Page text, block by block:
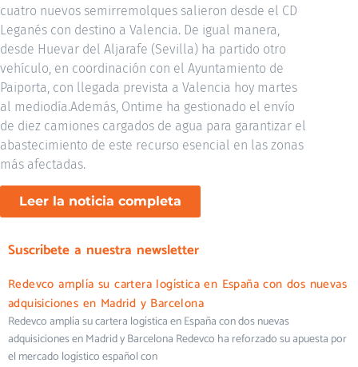
cuatro nuevos semirremolques salieron desde el CD
Leganés con destino a Valencia. De igual manera,
desde Huevar del Aljarafe (Sevilla) ha partido otro
vehículo, en coordinación con el Ayuntamiento de
Paiporta, con llegada prevista a Valencia hoy martes
al mediodía.Además, Ontime ha gestionado el envío
de diez camiones cargados de agua para garantizar el
abastecimiento de este recurso esencial en las zonas
más afectadas.
Leer la noticia completa
Suscríbete a nuestra newsletter
Redevco amplía su cartera logística en España con dos nuevas
adquisiciones en Madrid y Barcelona
Redevco amplía su cartera logística en España con dos nuevas
adquisiciones en Madrid y Barcelona Redevco ha reforzado su apuesta por
el mercado logístico español con